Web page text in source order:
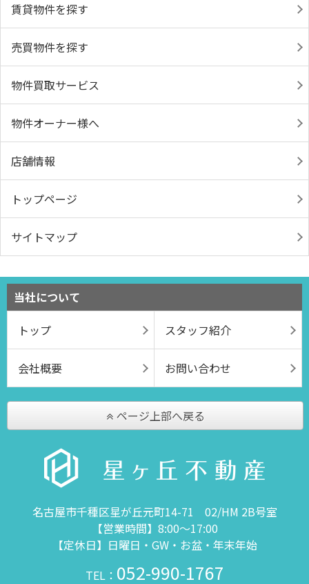
賃貸物件を探す
売買物件を探す
物件買取サービス
物件オーナー様へ
店舗情報
トップページ
サイトマップ
当社について
トップ
スタッフ紹介
会社概要 お問い合わせ
ページ上部へ戻る
名古屋市千種区星が丘元町14-71 02/HM 2B号室
【営業時間】8:00～17:00
【定休日】日曜日・GW・お盆・年末年始
TEL： 052-990-1767